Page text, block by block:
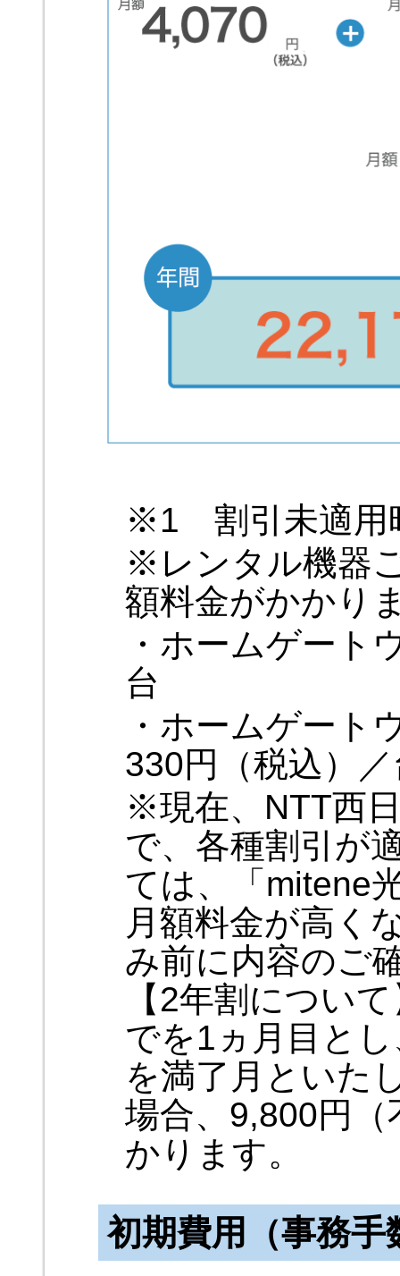
※1 割引未適用
※レンタル機器
額料金がかかり
・ホームゲー
台
・ホームゲート
330円（税込）
※現在、NTT西
で、各種割引が
ては、「mitene
月額料金が高く
み前に内容のご
【2年割につい
でを1ヵ月目と
を満了月といた
場合、9,800円
かります。
初期費用（事務手